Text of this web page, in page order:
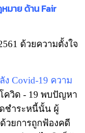
มาย ด้าน Fair
ด้วยความตั้งใจ
Covid-19 ความ
ควิด - 19 พบปัญหา
ชำระหนี้นั้น ผู้
วยการถูกฟ้องคดี